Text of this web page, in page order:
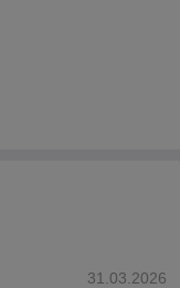
31.03.2026